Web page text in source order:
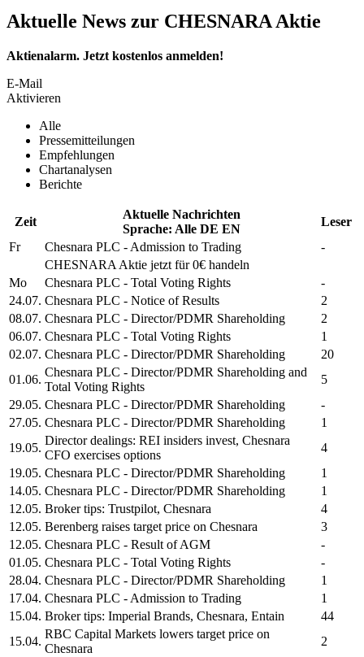
Aktuelle News zur CHESNARA Aktie
Aktienalarm. Jetzt kostenlos anmelden!
E-Mail
Aktivieren
Alle
Pressemitteilungen
Empfehlungen
Chartanalysen
Berichte
Zeit
Aktuelle Nachrichten
Sprache: Alle DE EN
Leser
Fr
Chesnara PLC - Admission to Trading
-
CHESNARA Aktie jetzt für 0€ handeln
Mo
Chesnara PLC - Total Voting Rights
-
24.07. Chesnara PLC - Notice of Results
2
08.07. Chesnara PLC - Director/PDMR Shareholding
2
06.07. Chesnara PLC - Total Voting Rights
1
02.07. Chesnara PLC - Director/PDMR Shareholding
20
01.06.
Chesnara PLC - Director/PDMR Shareholding and
Total Voting Rights
5
29.05. Chesnara PLC - Director/PDMR Shareholding
-
27.05. Chesnara PLC - Director/PDMR Shareholding
1
19.05.
Director dealings: REI insiders invest, Chesnara
CFO exercises options
4
19.05. Chesnara PLC - Director/PDMR Shareholding
1
14.05. Chesnara PLC - Director/PDMR Shareholding
1
12.05. Broker tips: Trustpilot, Chesnara
4
12.05. Berenberg raises target price on Chesnara
3
12.05. Chesnara PLC - Result of AGM
-
01.05. Chesnara PLC - Total Voting Rights
-
28.04. Chesnara PLC - Director/PDMR Shareholding
1
17.04. Chesnara PLC - Admission to Trading
1
15.04. Broker tips: Imperial Brands, Chesnara, Entain
44
15.04.
RBC Capital Markets lowers target price on
Chesnara
2